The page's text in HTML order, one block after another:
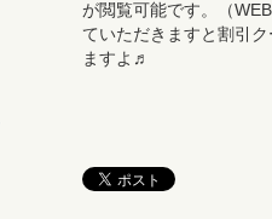
が閲覧可能です。（
ていただきますと割引
ますよ♬